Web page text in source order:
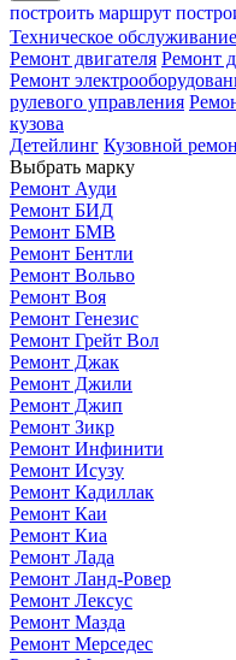
построить маршрут
Техническое обслуживание
Ремонт двигателя Ремонт
Ремонт
рулевого управления
кузова
Детейлинг Кузовной
Выбрать марку
Ремонт Ауди
Ремонт БИД
Ремонт БМВ
Ремонт Бентли
Ремонт Вольво
Ремонт Воя
Ремонт Генезис
Ремонт Грейт Вол
Ремонт Джак
Ремонт Джили
Ремонт Джип
Ремонт Зикр
Ремонт Инфинити
Ремонт Исузу
Ремонт Кадиллак
Ремонт Каи
Ремонт Киа
Ремонт Лада
Ремонт Ланд-Ровер
Ремонт Лексус
Ремонт Мазда
Ремонт Мерседес